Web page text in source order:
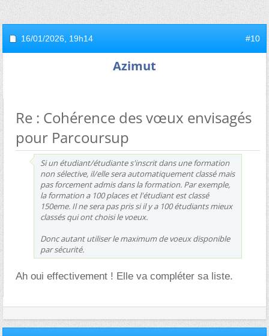
16/01/2026, 19h14 #10
Azimut
Re : Cohérence des vœux envisagés
pour Parcoursup
Si un étudiant/étudiante s'inscrit dans une formation
non sélective, il/elle sera automatiquement classé mais
pas forcement admis dans la formation. Par exemple,
la formation a 100 places et l'étudiant est classé
150eme. Il ne sera pas pris si il y a 100 étudiants mieux
classés qui ont choisi le voeux.
Donc autant utiliser le maximum de voeux disponible
par sécurité.
Ah oui effectivement ! Elle va compléter sa liste.